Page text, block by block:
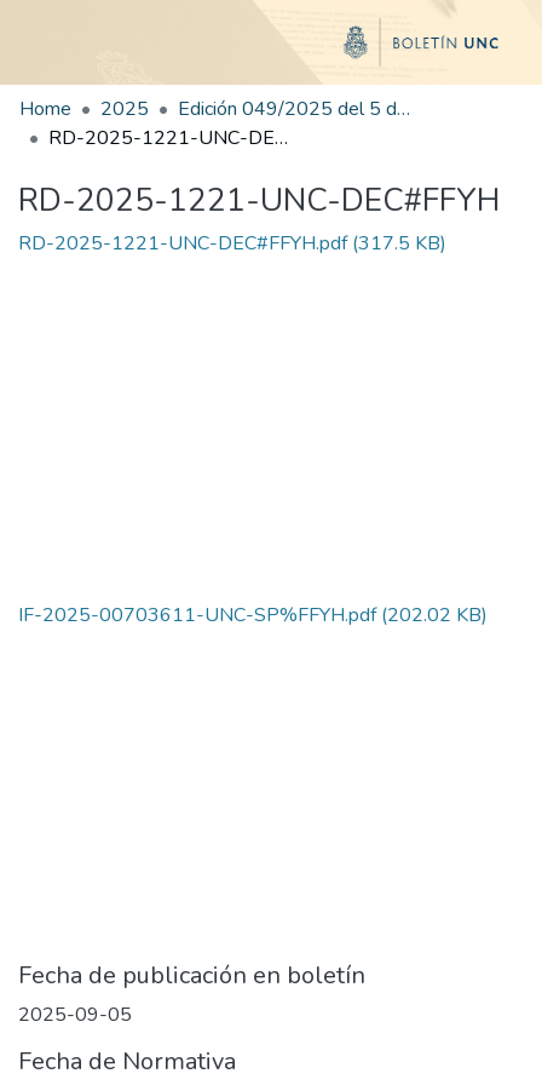
Home 2025
Edición 049/2025 del 5 de septiembre de 2025
RD-2025-1221-UNC-DEC#FFYH
RD-2025-1221-UNC-DEC#FFYH
RD-2025-1221-UNC-DEC#FFYH.pdf(317.5 KB)
IF-2025-00703611-UNC-SP%FFYH.pdf(202.02 KB)
Fecha de publicación en boletín
2025-09-05
Fecha de Normativa